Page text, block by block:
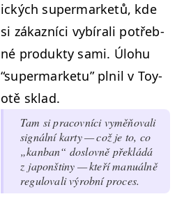
ick­ých super­mar­ketů, kde
si zákazní­ci vybírali potřeb­
né pro­duk­ty sami. Úlo­hu
“super­mar­ke­tu” plnil v Toy­
otě sklad.
Tam si pra­cov­ní­ci vyměňo­vali
signál­ní kar­ty — což je to, co
„kan­ban“ doslovně přek­ládá
z japonštiny — kteří manuál­ně
reg­ulo­vali výrob­ní proces.